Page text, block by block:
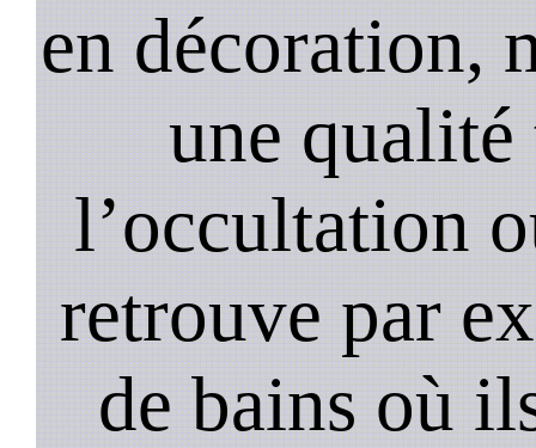
en décoration,
une
l’occultation
retrouve par
de bains où